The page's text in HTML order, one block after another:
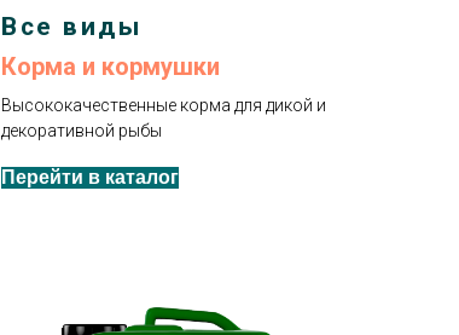
Все виды
Корма и кормушки
Высококачественные корма для дикой и
декоративной рыбы
Перейти в каталог